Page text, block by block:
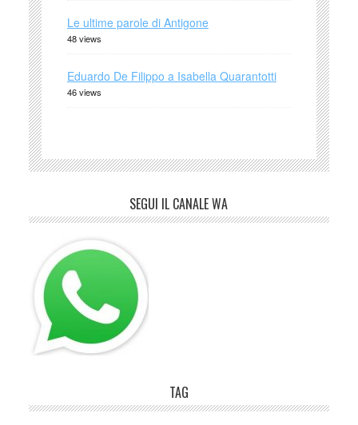
Le ultime parole di Antigone
48 views
Eduardo De Filippo a Isabella Quarantotti
46 views
SEGUI IL CANALE WA
TAG